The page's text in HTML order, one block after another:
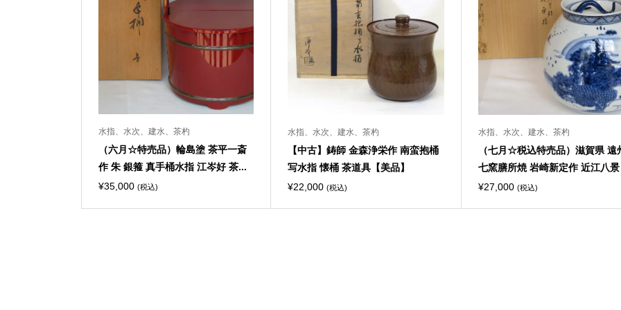
水指、水次、建水、茶杓
（六月☆特売品）輪島塗 茶平一斎
作 朱 銀箍 真手桶水指 江岑好 茶...
¥35,000 (税込)
水指、水次、建水、茶杓
【中古】鋳師 金森浄栄作 南蛮抱桶
写水指 懐桶 茶道具【美品】
¥22,000 (税込)
水指、水次、建水、茶杓
（七月☆税込特売品）滋賀県 遠
七窯膳所焼 岩崎新定作 近江八
¥27,000 (税込)